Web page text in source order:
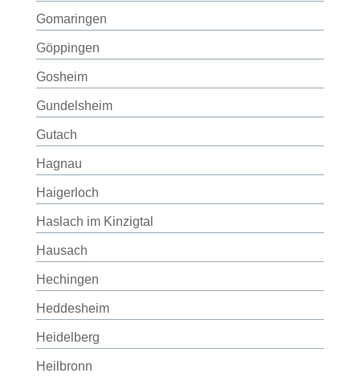
Gomaringen
Göppingen
Gosheim
Gundelsheim
Gutach
Hagnau
Haigerloch
Haslach im Kinzigtal
Hausach
Hechingen
Heddesheim
Heidelberg
Heilbronn